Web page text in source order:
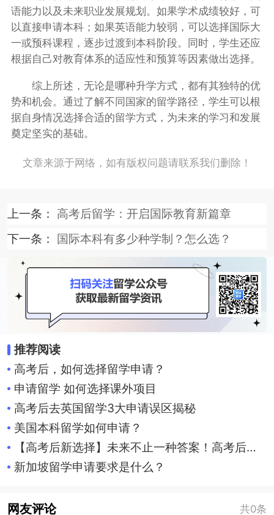
语能力以及未来职业发展规划。如果学术成绩较好，可
以直接申请本科；如果英语能力较弱，可以选择国际大
一或预科课程，逐步过渡到本科阶段。同时，学生还应
根据自己对教育体系的适应性和预算等因素做出选择。
综上所述，无论是哪种升学方式，都有其独特的优
势和机会。通过了解不同国家的留学路径，学生可以根
据自身情况选择合适的留学方式，为未来的学习和发展
奠定坚实的基础。
文章来源于网络，如有版权问题请联系我们删除！
上一条： 高考后留学：开启国际教育新篇章
下一条： 国际本科有多少种学制？怎么选？
推荐阅读
高考后，如何选择留学申请？
申请留学 如何选择课外项目
高考后去英国留学3大申请误区揭秘
美国本科留学如何申请？
【高考后新选择】未来不止一种答案！高考后留学途径总结
新加坡留学申请要求是什么？
网友评论 共0条